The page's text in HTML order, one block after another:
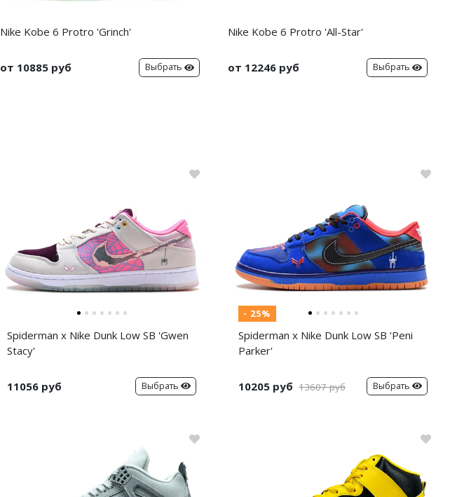
Nike Kobe 6 Protro 'Grinch'
от 10885 руб Выбрать
Nike Kobe 6 Protro 'All-Star'
от 12246 руб Выбрать
Spiderman x Nike Dunk Low SB 'Gwen
Stacy'
11056 руб Выбрать
- 25%
Spiderman x Nike Dunk Low SB 'Peni
Parker'
10205 руб 13607 руб Выбрать